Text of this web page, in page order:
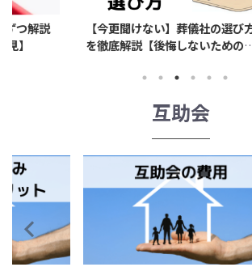
の選び方
ための準
葬儀の種類(葬儀形式)のおすす
は？一日葬や家族葬、火葬式な
互助会